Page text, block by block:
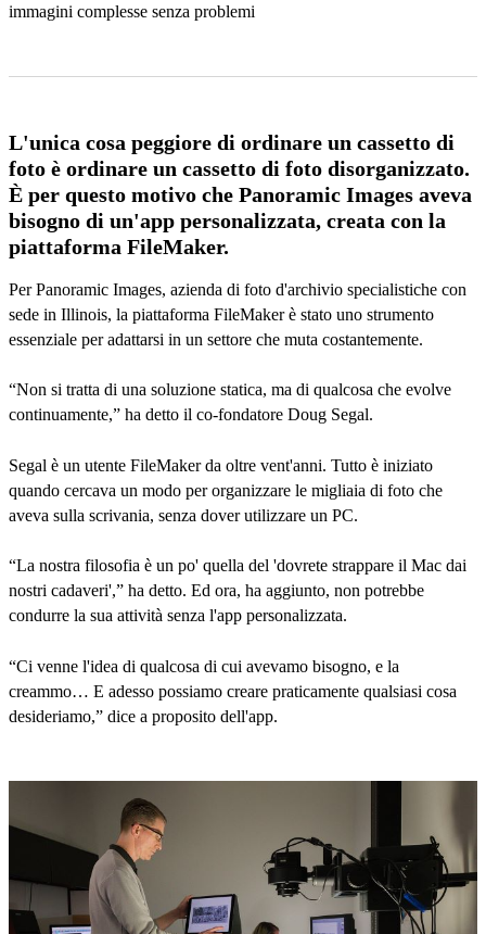
immagini complesse senza problemi
L'unica cosa peggiore di ordinare un cassetto di
foto è ordinare un cassetto di foto disorganizzato.
È per questo motivo che Panoramic Images aveva
bisogno di un'app personalizzata, creata con la
piattaforma FileMaker.
Per Panoramic Images, azienda di foto d'archivio specialistiche con
sede in Illinois, la piattaforma FileMaker è stato uno strumento
essenziale per adattarsi in un settore che muta costantemente.
“Non si tratta di una soluzione statica, ma di qualcosa che evolve
continuamente,” ha detto il co-fondatore Doug Segal.
Segal è un utente FileMaker da oltre vent'anni. Tutto è iniziato
quando cercava un modo per organizzare le migliaia di foto che
aveva sulla scrivania, senza dover utilizzare un PC.
“La nostra filosofia è un po' quella del 'dovrete strappare il Mac dai
nostri cadaveri',” ha detto. Ed ora, ha aggiunto, non potrebbe
condurre la sua attività senza l'app personalizzata.
“Ci venne l'idea di qualcosa di cui avevamo bisogno, e la
creammo… E adesso possiamo creare praticamente qualsiasi cosa
desideriamo,” dice a proposito dell'app.